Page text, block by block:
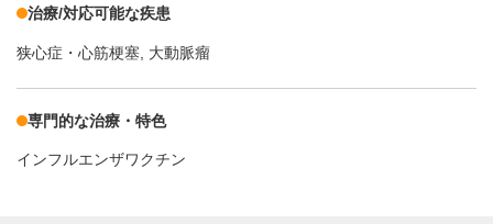
治療/対応可能な疾患
狭心症・心筋梗塞 大動脈瘤
専門的な治療・特色
インフルエンザワクチン